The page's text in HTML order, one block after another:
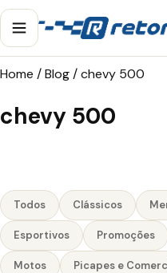
Home /Blog/chevy 500
chevy 500
Todos Clássicos
Esportivos Promoções
Motos Picapes e